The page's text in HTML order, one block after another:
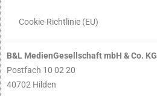
Cookie-Richtlinie (EU)
B&L MedienGesellschaft mbH & Co. KG
Postfach 10 02 20
40702 Hilden